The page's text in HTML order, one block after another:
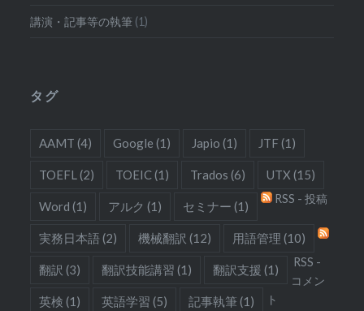
講演・記事等の執筆 (1)
タグ
AAMT (4) Google (1) Japio (1) JTF(1)
TOEFL (2) TOEIC(1) Trados (6) UTX (15)
Word (1) アルク (1) セミナー (1)
実務日本語 (2) 機械翻訳 (12) 用語管理 (10)
翻訳 (3) 翻訳技能講習 (1) 翻訳支援 (1)
英検 (1) 英語学習 (5) 記事執筆(1)
RSS - 投稿
RSS -
コメン
ト